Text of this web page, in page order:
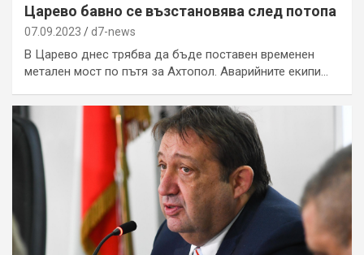
Царево бавно се възстановява след потопа
07.09.2023 d7-news
В Царево днес трябва да бъде поставен временен
метален мост по пътя за Ахтопол. Аварийните екипи…